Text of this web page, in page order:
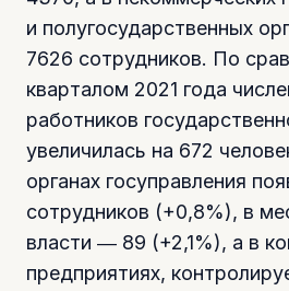
и полугосударственных
7626 сотрудников. По
кварталом 2021 года
работников
увеличилась на 672
органах госуправления
сотрудников (+0,8%), в
власти ― 89 (+2,1%), а в
предприятиях,